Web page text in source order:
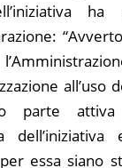
ha
all’uso
parte attiva
essa siano